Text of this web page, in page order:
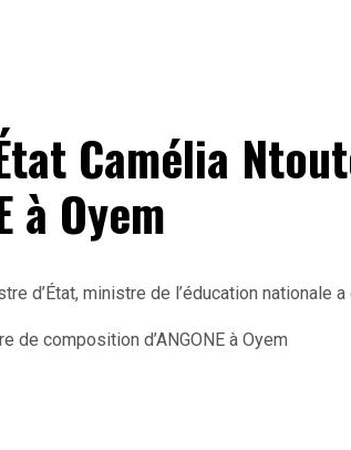
Camélia
à Oyem
d’État, ministre de l’éducation nationale